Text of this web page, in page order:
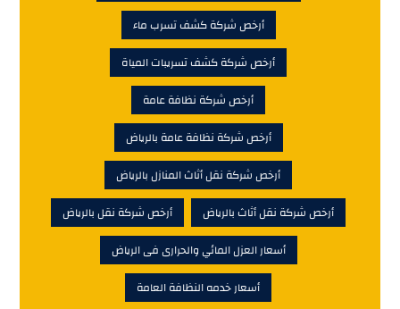
أرخص شركة كشف تسرب ماء
أرخص شركة كشف تسريبات المياة
أرخص شركة نظافة عامة
أرخص شركة نظافة عامة بالرياض
أرخص شركة نقل أثاث المنازل بالرياض
أرخص شركة نقل أثاث بالرياض
أرخص شركة نقل بالرياض
أسعار العزل المائي والحرارى فى الرياض
أسعار خدمه النظافة العامة